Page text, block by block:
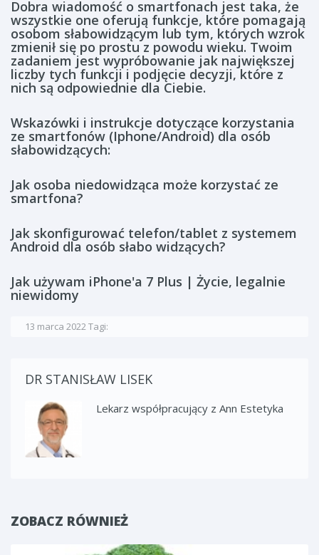
Dobra wiadomość o smartfonach jest taka, że
wszystkie one oferują funkcje, które pomagają
osobom słabowidzącym lub tym, których wzrok
zmienił się po prostu z powodu wieku. Twoim
zadaniem jest wypróbowanie jak największej
liczby tych funkcji i podjęcie decyzji, które z
nich są odpowiednie dla Ciebie.
Wskazówki i instrukcje dotyczące korzystania
ze smartfonów (Iphone/Android) dla osób
słabowidzących:
Jak osoba niedowidząca może korzystać ze
smartfona?
Jak skonfigurować telefon/tablet z systemem
Android dla osób słabo widzących?
Jak używam iPhone'a 7 Plus | Życie, legalnie
niewidomy
13 marca 2022Tagi:
DR STANISŁAW LISEK
Lekarz współpracujący z Ann Estetyka
ZOBACZ RÓWNIEŻ